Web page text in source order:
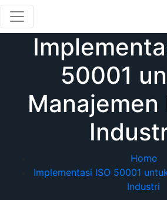
Skip
content
50001
Manajemen
Home
Implementasi ISO 50001
Industri